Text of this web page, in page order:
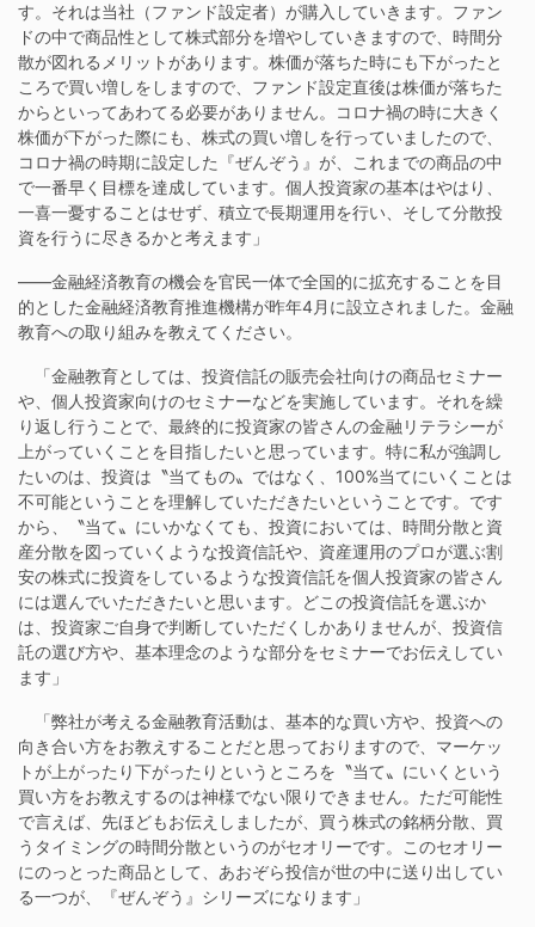
す。それは当社（ファンド設定者）が購入していきます。ファン
ドの中で商品性として株式部分を増やしていきますので、時間分
散が図れるメリットがあります。株価が落ちた時にも下がったと
ころで買い増しをしますので、ファンド設定直後は株価が落ちた
からといってあわてる必要がありません。コロナ禍の時に大きく
株価が下がった際にも、株式の買い増しを行っていましたので、
コロナ禍の時期に設定した『ぜんぞう』が、これまでの商品の中
で一番早く目標を達成しています。個人投資家の基本はやはり、
一喜一憂することはせず、積立で長期運用を行い、そして分散投
資を行うに尽きるかと考えます」
——金融経済教育の機会を官民一体で全国的に拡充することを目
的とした金融経済教育推進機構が昨年4月に設立されました。金融
教育への取り組みを教えてください。
「金融教育としては、投資信託の販売会社向けの商品セミナー
や、個人投資家向けのセミナーなどを実施しています。それを繰
り返し行うことで、最終的に投資家の皆さんの金融リテラシーが
上がっていくことを目指したいと思っています。特に私が強調し
たいのは、投資は〝当てもの〟ではなく、100%当てにいくことは
不可能ということを理解していただきたいということです。です
から、〝当て〟にいかなくても、投資においては、時間分散と資
産分散を図っていくような投資信託や、資産運用のプロが選ぶ割
安の株式に投資をしているような投資信託を個人投資家の皆さん
には選んでいただきたいと思います。どこの投資信託を選ぶか
は、投資家ご自身で判断していただくしかありませんが、投資信
託の選び方や、基本理念のような部分をセミナーでお伝えしてい
ます」
「弊社が考える金融教育活動は、基本的な買い方や、投資への
向き合い方をお教えすることだと思っておりますので、マーケッ
トが上がったり下がったりというところを〝当て〟にいくという
買い方をお教えするのは神様でない限りできません。ただ可能性
で言えば、先ほどもお伝えしましたが、買う株式の銘柄分散、買
うタイミングの時間分散というのがセオリーです。このセオリー
にのっとった商品として、あおぞら投信が世の中に送り出してい
る一つが、『ぜんぞう』シリーズになります」